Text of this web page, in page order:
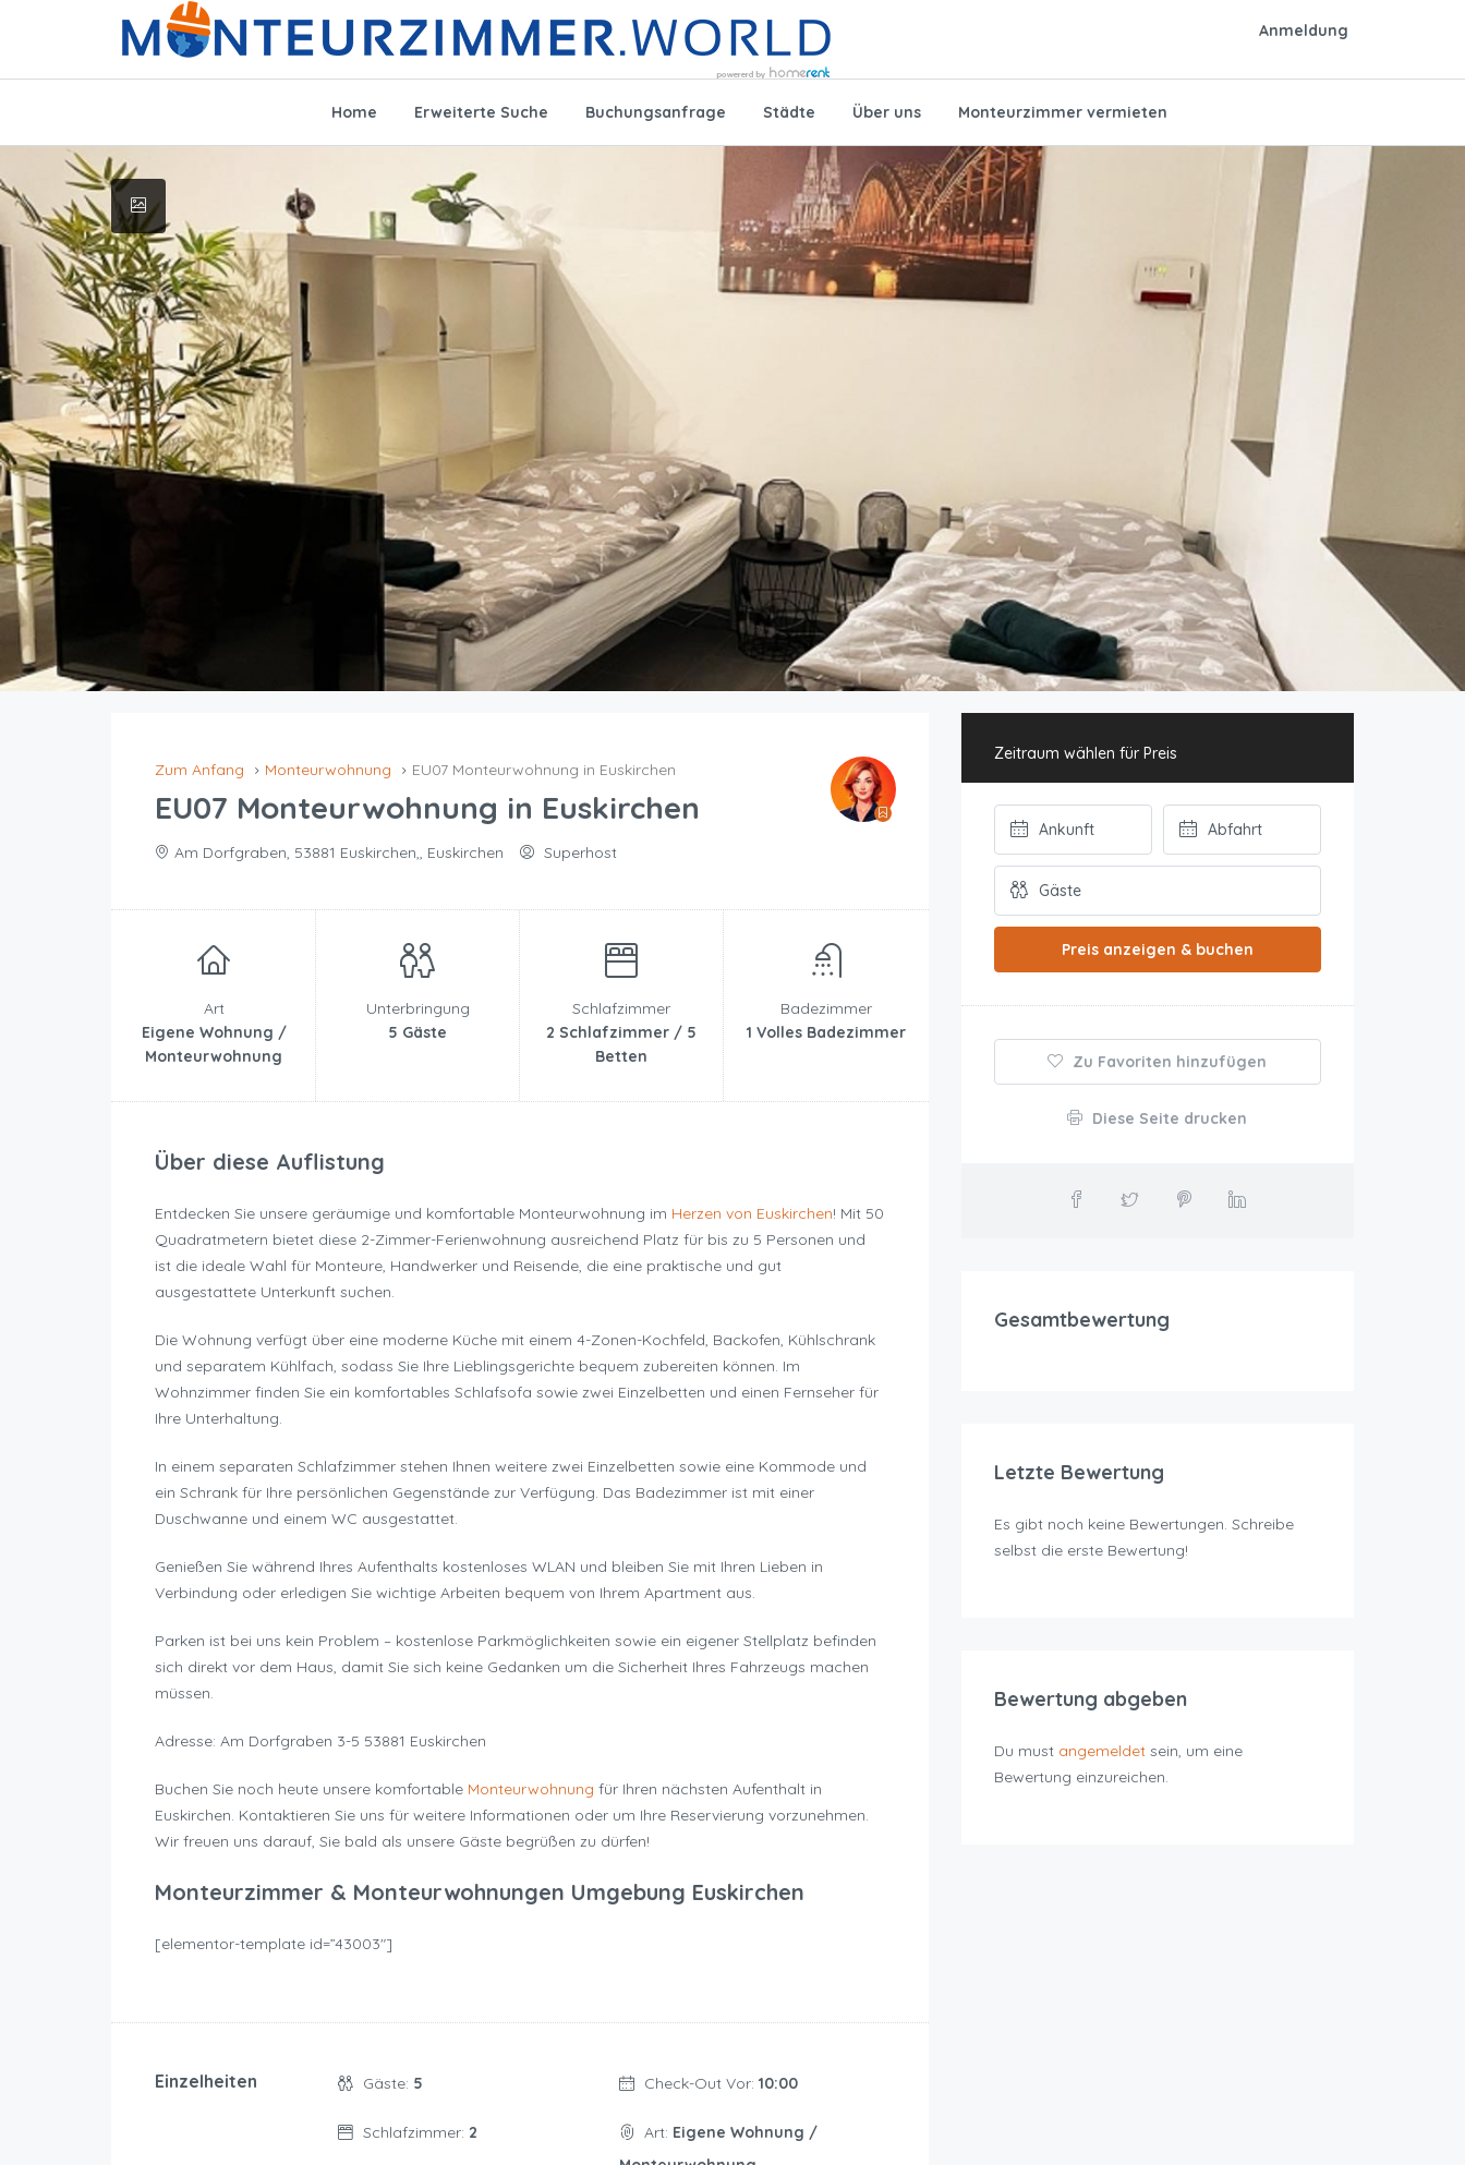
Anmeldung
Home Erweiterte Suche Buchungsanfrage Städte Über uns Monteurzimmer vermieten
Zum Anfang Monteurwohnung EU07 Monteurwohnung in Euskirchen
EU07 Monteurwohnung in Euskirchen
Am Dorfgraben, 53881 Euskirchen,, Euskirchen Superhost
Art
Eigene Wohnung /
Monteurwohnung
Unterbringung
5 Gäste
Schlafzimmer
2 Schlafzimmer / 5
Betten
Badezimmer
1 Volles Badezimmer
Über diese Auflistung
Entdecken Sie unsere geräumige und komfortable Monteurwohnung im Herzen von Euskirchen! Mit 50
Quadratmetern bietet diese 2-Zimmer-Ferienwohnung ausreichend Platz für bis zu 5 Personen und
ist die ideale Wahl für Monteure, Handwerker und Reisende, die eine praktische und gut
ausgestattete Unterkunft suchen.
Die Wohnung verfügt über eine moderne Küche mit einem 4-Zonen-Kochfeld, Backofen, Kühlschrank
und separatem Kühlfach, sodass Sie Ihre Lieblingsgerichte bequem zubereiten können. Im
Wohnzimmer finden Sie ein komfortables Schlafsofa sowie zwei Einzelbetten und einen Fernseher für
Ihre Unterhaltung.
In einem separaten Schlafzimmer stehen Ihnen weitere zwei Einzelbetten sowie eine Kommode und
ein Schrank für Ihre persönlichen Gegenstände zur Verfügung. Das Badezimmer ist mit einer
Duschwanne und einem WC ausgestattet.
Genießen Sie während Ihres Aufenthalts kostenloses WLAN und bleiben Sie mit Ihren Lieben in
Verbindung oder erledigen Sie wichtige Arbeiten bequem von Ihrem Apartment aus.
Parken ist bei uns kein Problem – kostenlose Parkmöglichkeiten sowie ein eigener Stellplatz befinden
sich direkt vor dem Haus, damit Sie sich keine Gedanken um die Sicherheit Ihres Fahrzeugs machen
müssen.
Adresse: Am Dorfgraben 3-5 53881 Euskirchen
Buchen Sie noch heute unsere komfortable Monteurwohnung für Ihren nächsten Aufenthalt in
Euskirchen. Kontaktieren Sie uns für weitere Informationen oder um Ihre Reservierung vorzunehmen.
Wir freuen uns darauf, Sie bald als unsere Gäste begrüßen zu dürfen!
Monteurzimmer & Monteurwohnungen Umgebung Euskirchen
[elementor-template id=”43003″]
Einzelheiten Gäste: 5
Schlafzimmer: 2
Check-Out Vor: 10:00
Art: Eigene Wohnung /
Zeitraum wählen für Preis
Preis anzeigen & buchen
Zu Favoriten hinzufügen
Diese Seite drucken
Gesamtbewertung
Letzte Bewertung
Es gibt noch keine Bewertungen. Schreibe
selbst die erste Bewertung!
Bewertung abgeben
Du must angemeldet sein, um eine
Bewertung einzureichen.